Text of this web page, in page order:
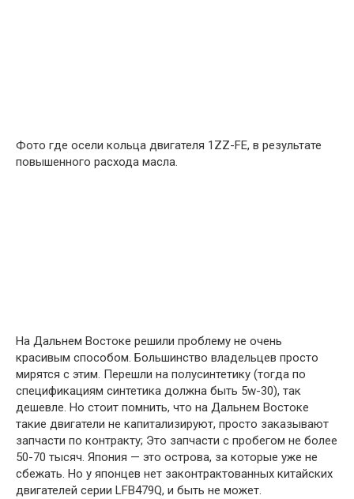
Фото где осели кольца двигателя 1ZZ-FE, в результате
повышенного расхода масла.
На Дальнем Востоке решили проблему не очень
красивым способом. Большинство владельцев просто
мирятся с этим. Перешли на полусинтетику (тогда по
спецификациям синтетика должна быть 5w-30), так
дешевле. Но стоит помнить, что на Дальнем Востоке
такие двигатели не капитализируют, просто заказывают
запчасти по контракту; Это запчасти с пробегом не более
50-70 тысяч. Япония — это острова, за которые уже не
сбежать. Но у японцев нет законтрактованных китайских
двигателей серии LFB479Q, и быть не может.